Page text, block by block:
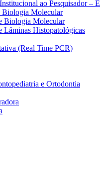
ao Pesquisador –
Biologia Molecular
Biologia Molecular
Lâminas Histopatológicas
(Real Time PCR)
e Ortodontia